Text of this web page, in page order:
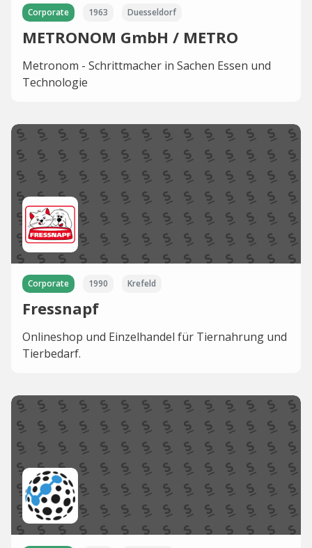
Corporate 1963 Duesseldorf
METRONOM GmbH / METRO
Metronom - Schrittmacher in Sachen Essen und
Technologie
Corporate 1990 Krefeld
Fressnapf
Onlineshop und Einzelhandel für Tiernahrung und
Tierbedarf.